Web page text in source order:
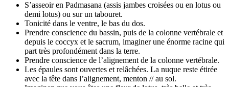
S’asseoir en Padmasana (assis jambes croisées ou en lotus ou
demi lotus) ou sur un tabouret.
Tonicité dans le ventre, le bas du dos.
Prendre conscience du bassin, puis de la colonne vertébrale et
depuis le coccyx et le sacrum, imaginer une énorme racine qui
part très profondément dans la terre.
Prendre conscience de l’alignement de la colonne vertébrale.
Les épaules sont ouvertes et relâchées. La nuque reste étirée
avec la tête dans l’alignement, menton // au sol.